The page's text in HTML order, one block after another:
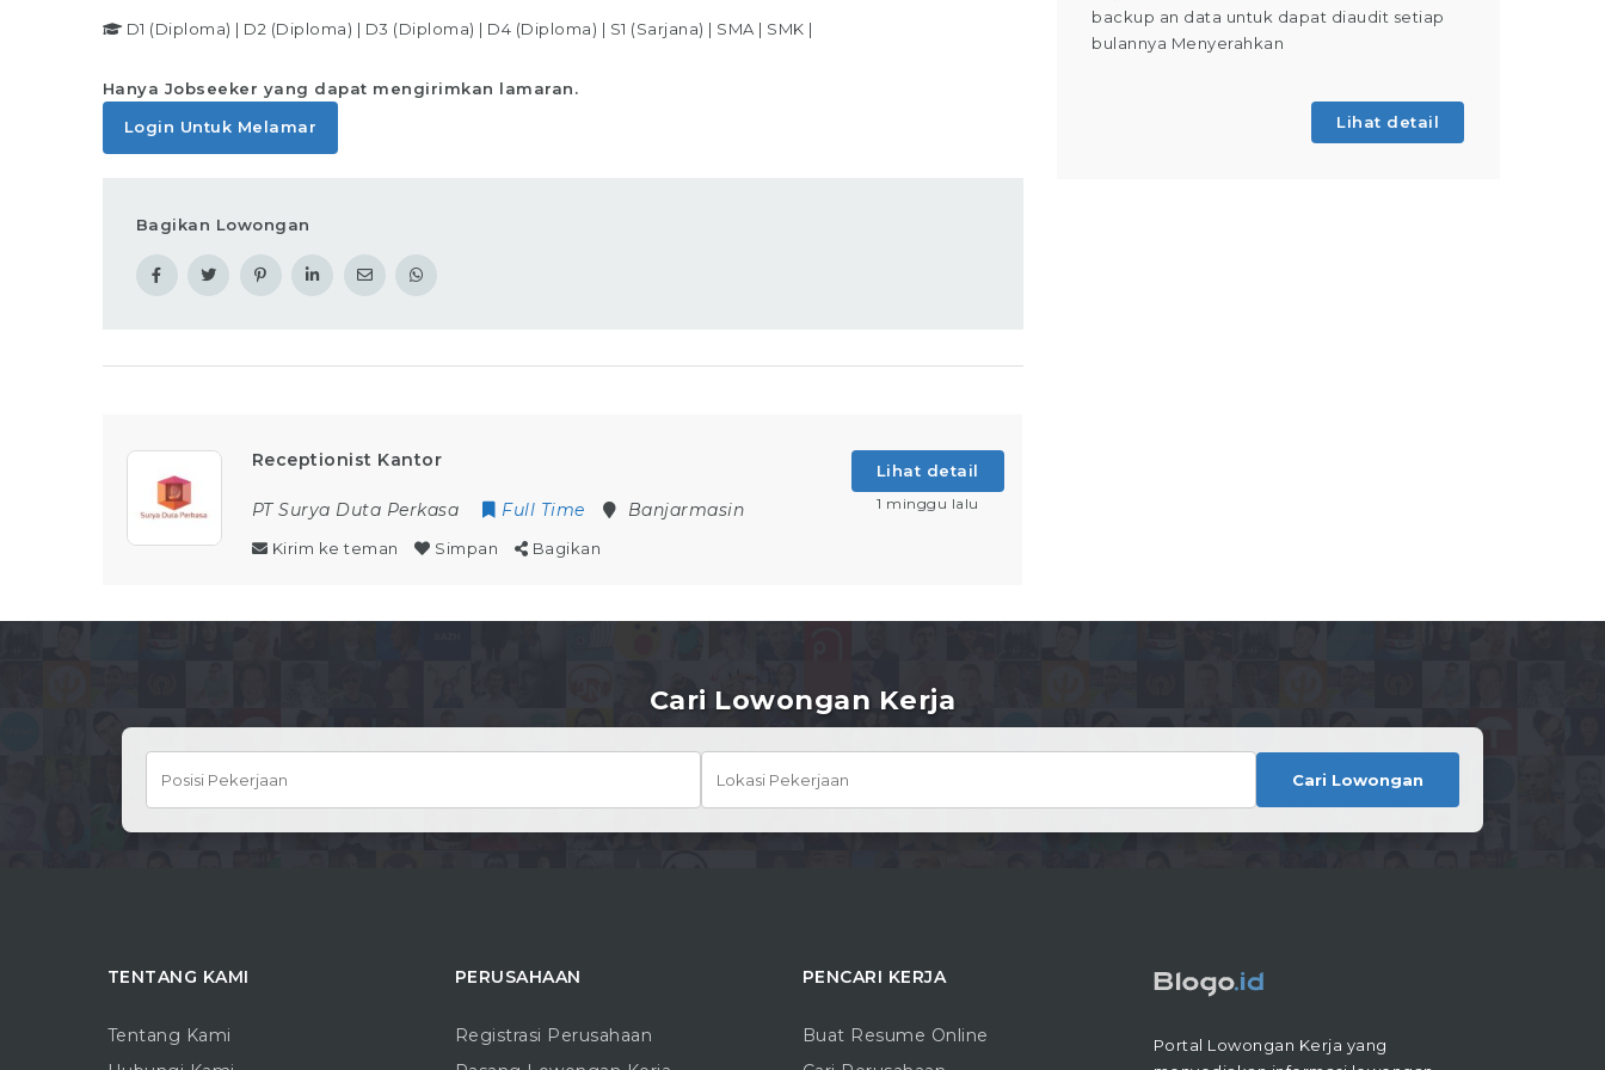
D1 (Diploma) | D2 (Diploma) | D3 (Diploma) | D4 (Diploma) | S1 (Sarjana) | SMA | SMK |
Hanya Jobseeker yang dapat mengirimkan lamaran.
Login Untuk Melamar
Bagikan Lowongan
Receptionist Kantor
PT Surya Duta Perkasa Full Time Banjarmasin
Kirim ke teman Simpan Bagikan
Lihat detail
1 minggu lalu
Memastikan produk telah
backup an data untuk dapat diaudit setiap
bulannya Menyerahkan
Lihat detail
Cari Lowongan Kerja
Cari Lowongan
TENTANG KAMI
Tentang Kami
PERUSAHAAN
Registrasi Perusahaan
PENCARI KERJA
Buat Resume Online
Portal Lowongan Kerja yang